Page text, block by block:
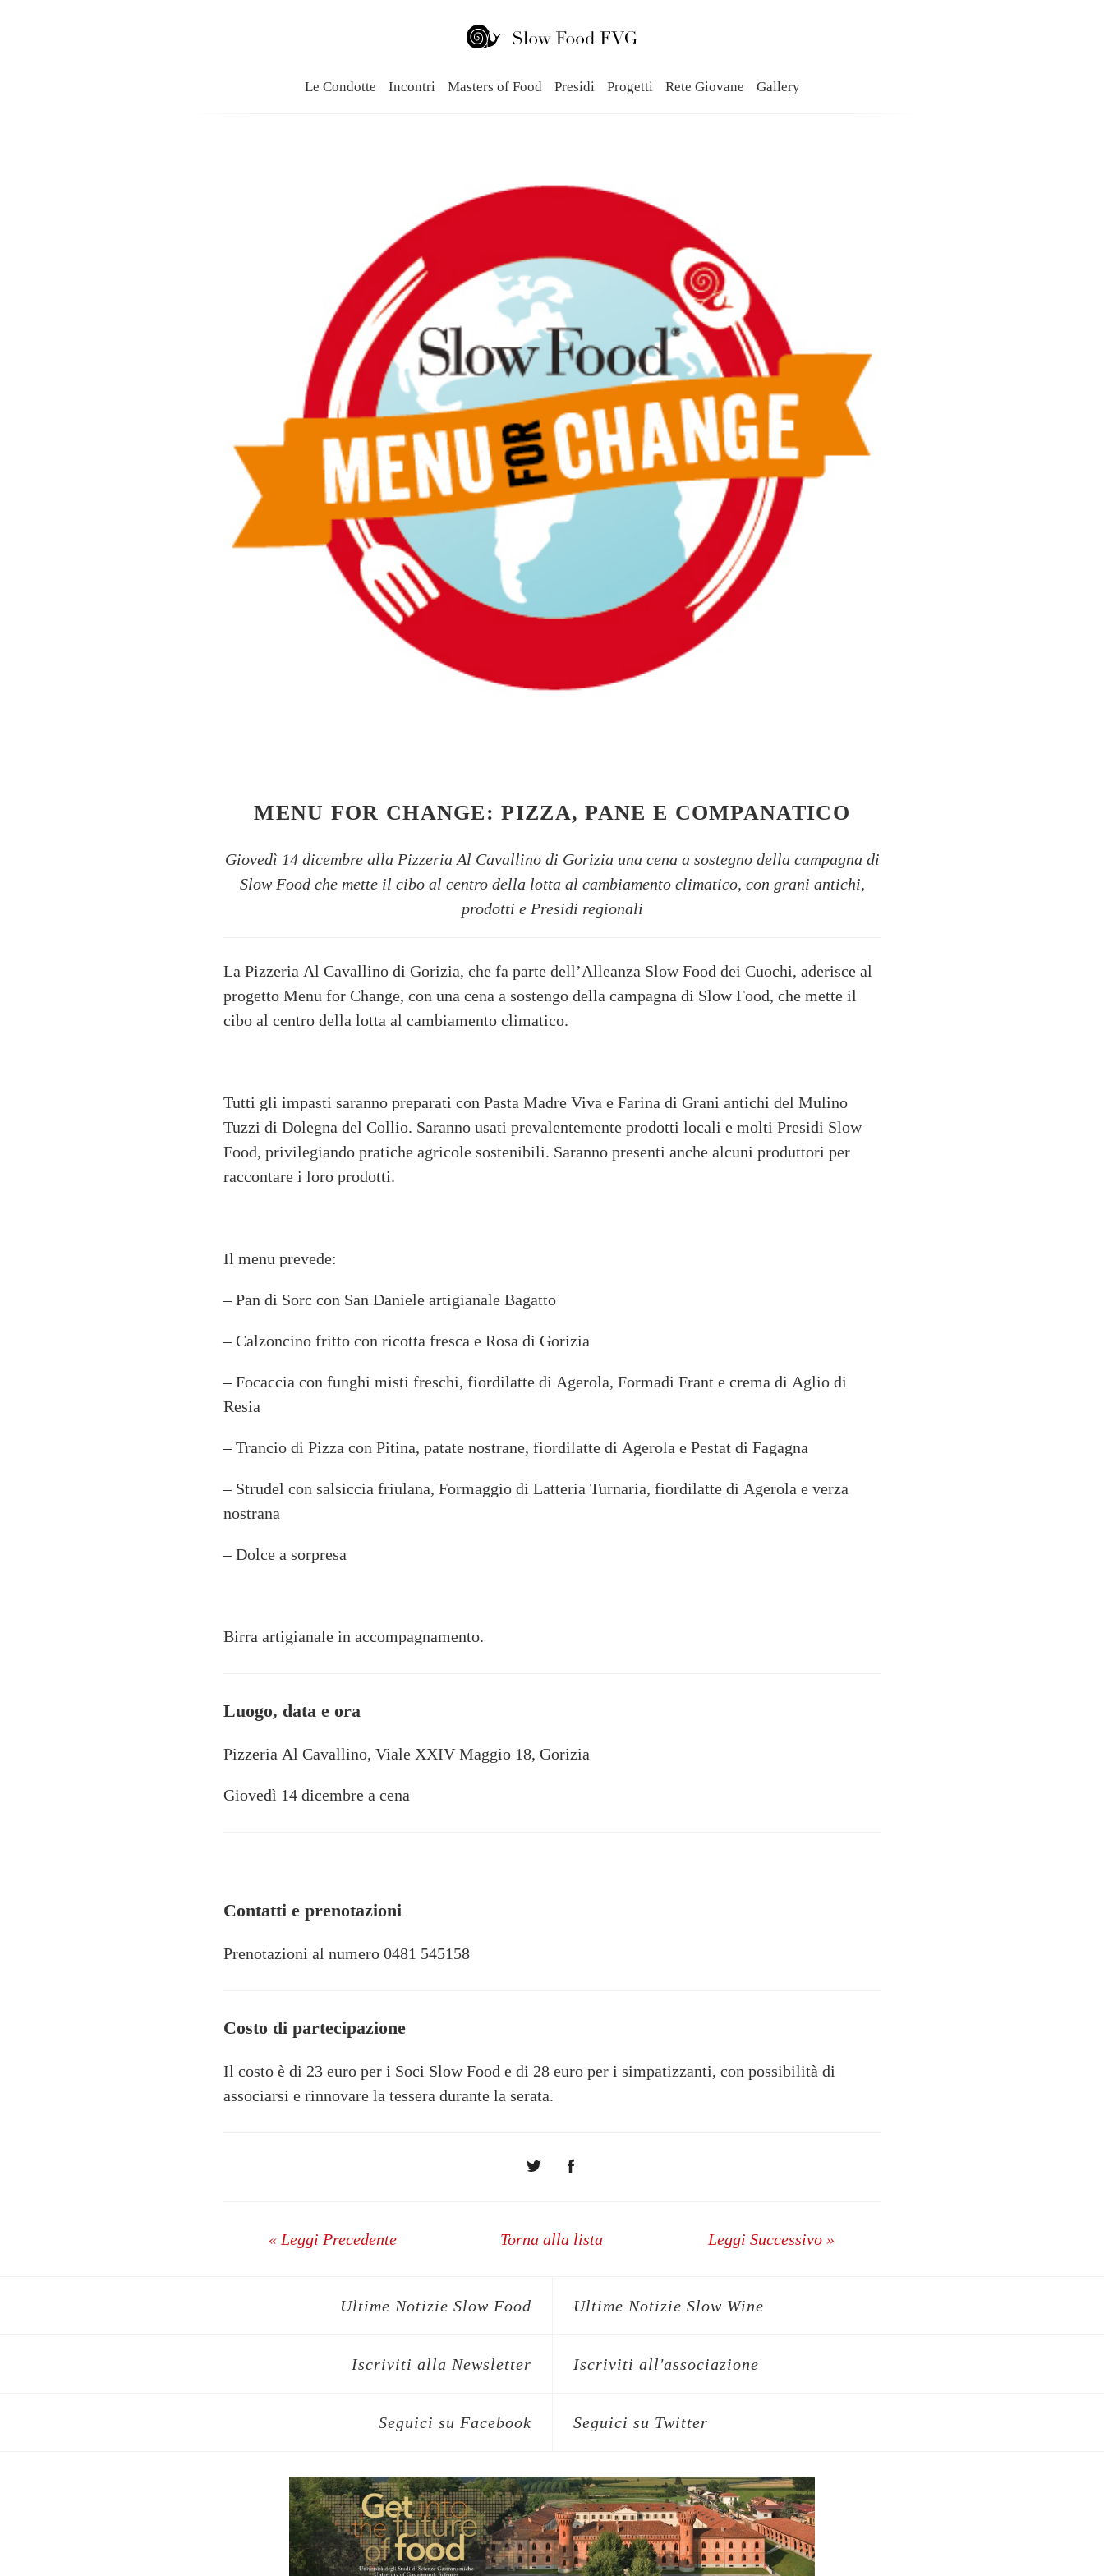
Le Condotte Incontri Masters of Food Presidi Progetti Rete Giovane Gallery
MENU FOR CHANGE: PIZZA, PANE E COMPANATICO
Giovedì 14 dicembre alla Pizzeria Al Cavallino di Gorizia una cena a sostegno della campagna di
Slow Food che mette il cibo al centro della lotta al cambiamento climatico, con grani antichi,
prodotti e Presidi regionali
La Pizzeria Al Cavallino di Gorizia, che fa parte dell’Alleanza Slow Food dei Cuochi, aderisce al
progetto Menu for Change, con una cena a sostengo della campagna di Slow Food, che mette il
cibo al centro della lotta al cambiamento climatico.
Tutti gli impasti saranno preparati con Pasta Madre Viva e Farina di Grani antichi del Mulino
Tuzzi di Dolegna del Collio. Saranno usati prevalentemente prodotti locali e molti Presidi Slow
Food, privilegiando pratiche agricole sostenibili. Saranno presenti anche alcuni produttori per
raccontare i loro prodotti.
Il menu prevede:
– Pan di Sorc con San Daniele artigianale Bagatto
– Calzoncino fritto con ricotta fresca e Rosa di Gorizia
– Focaccia con funghi misti freschi, fiordilatte di Agerola, Formadi Frant e crema di Aglio di
Resia
– Trancio di Pizza con Pitina, patate nostrane, fiordilatte di Agerola e Pestat di Fagagna
– Strudel con salsiccia friulana, Formaggio di Latteria Turnaria, fiordilatte di Agerola e verza
nostrana
– Dolce a sorpresa
Birra artigianale in accompagnamento.
Luogo, data e ora
Pizzeria Al Cavallino, Viale XXIV Maggio 18, Gorizia
Giovedì 14 dicembre a cena
Contatti e prenotazioni
Prenotazioni al numero 0481 545158
Costo di partecipazione
Il costo è di 23 euro per i Soci Slow Food e di 28 euro per i simpatizzanti, con possibilità di
associarsi e rinnovare la tessera durante la serata.
« Leggi Precedente Torna alla lista Leggi Successivo »
Ultime Notizie Slow Food Ultime Notizie Slow Wine
Iscriviti alla Newsletter Iscriviti all'associazione
Seguici su Facebook Seguici su Twitter